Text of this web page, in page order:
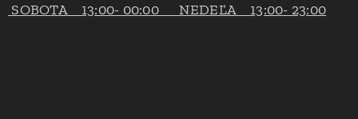
SOBOTA 13:00- 00:00 NEDEĽA 13:00- 23:00